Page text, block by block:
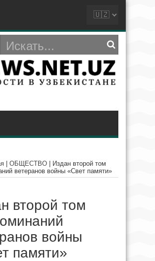
ОБЩЕСТВО
Издан второй том
ветеранов войны «Свет памяти»
второй том
войны
памяти»